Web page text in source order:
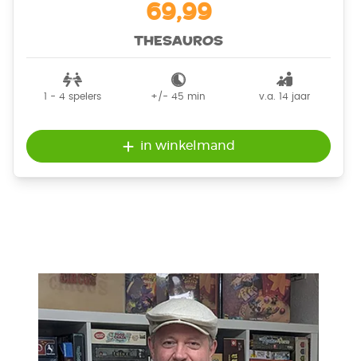
69,99
Thesauros
1 - 4 spelers +/- 45 min v.a. 14 jaar
in winkelmand